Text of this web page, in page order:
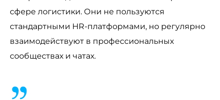
сфере логистики. Они не пользуются
стандартными HR-платформами, но регулярно
взаимодействуют в профессиональных
сообществах и чатах.